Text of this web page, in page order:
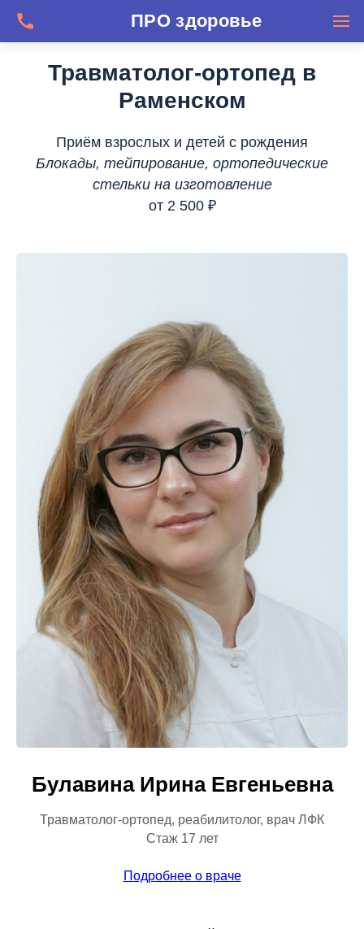
Травматолог-ортопед в
Раменском
Приём взрослых и детей с рождения
Блокады, тейпирование, ортопедические
стельки на изготовление
от 2 500 ₽
Булавина Ирина Евгеньевна
Травматолог-ортопед, реабилитолог, врач ЛФК
Стаж 17 лет
Подробнее о враче